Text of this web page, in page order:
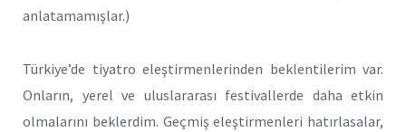
anlatamamışlar.)
Türkiye’de tiyatro eleştirmenlerinden beklentilerim var.
Onların, yerel ve uluslararası festivallerde daha etkin
olmalarını beklerdim. Geçmiş eleştirmenleri hatırlasalar,